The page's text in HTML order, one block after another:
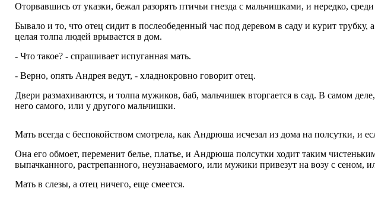
Оторвавшись от указки, бежал разорять птичьи гнезда с мальчишками, и нередко,
Бывало и то, что отец сидит в послеобеденный час под деревом в саду и курит
целая толпа людей врывается в дом.
- Что такое? - спрашивает испуганная мать.
- Верно, опять Андрея ведут, - хладнокровно говорит отец.
Двери размахиваются, и толпа мужиков, баб, мальчишек вторгается в сад. В самом
него самого, или у другого мальчишки.
Мать всегда с беспокойством смотрела, как Андрюша исчезал из дома на полсутки, и
Она его обмоет, переменит белье, платье, и Андрюша полсутки ходит таким
выпачканного, растрепанного, неузнаваемого, или мужики привезут на возу с сеном,
Мать в слезы, а отец ничего, еще смеется.